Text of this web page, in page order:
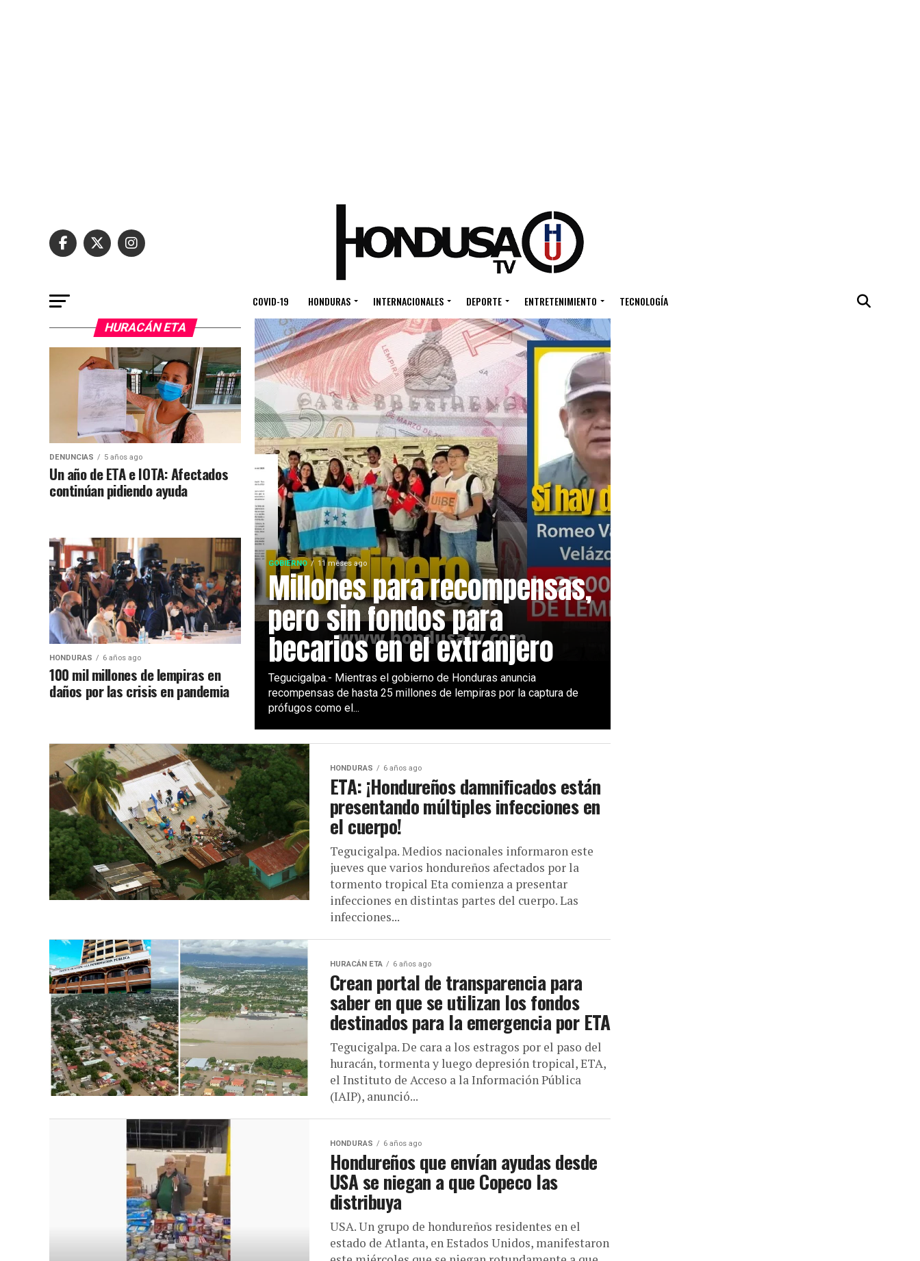
COVID-19 HONDURAS INTERNACIONALES DEPORTE ENTRETENIMIENTO TECNOLOGÍA
GOBIERNO 11 meses ago
Millones para recompensas,
pero sin fondos para
becarios en el extranjero
Tegucigalpa.- Mientras el gobierno de Honduras anuncia
recompensas de hasta 25 millones de lempiras por la captura de
prófugos como el...
HURACÁN ETA
DENUNCIAS 5 años ago
Un año de ETA e IOTA: Afectados
continúan pidiendo ayuda
HONDURAS 6 años ago
100 mil millones de lempiras en
daños por las crisis en pandemia
HONDURAS 6 años ago
ETA: ¡Hondureños damnificados están
presentando múltiples infecciones en
el cuerpo!
Tegucigalpa. Medios nacionales informaron este
jueves que varios hondureños afectados por la
tormento tropical Eta comienza a presentar
infecciones en distintas partes del cuerpo. Las
infecciones...
HURACÁN ETA 6 años ago
Crean portal de transparencia para
saber en que se utilizan los fondos
destinados para la emergencia por ETA
Tegucigalpa. De cara a los estragos por el paso del
huracán, tormenta y luego depresión tropical, ETA,
el Instituto de Acceso a la Información Pública
(IAIP), anunció...
HONDURAS 6 años ago
Hondureños que envían ayudas desde
USA se niegan a que Copeco las
distribuya
USA. Un grupo de hondureños residentes en el
estado de Atlanta, en Estados Unidos, manifestaron